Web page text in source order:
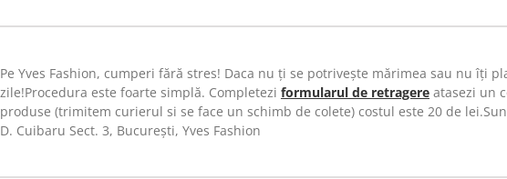
Pe Yves Fashion, cumperi fără stres! Daca nu ți se potrivește mărimea sau nu îți
zile!Procedura este foarte simplă. Completezi formularul de retragereatasezi un
produse (trimitem curierul si se face un schimb de colete) costul este 20 de
D. Cuibaru Sect. 3, București, Yves Fashion